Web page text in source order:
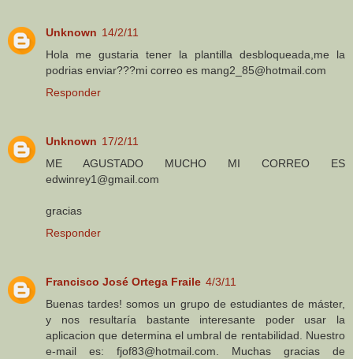
Unknown 14/2/11
Hola me gustaria tener la plantilla desbloqueada,me la
podrias enviar???mi correo es mang2_85@hotmail.com
Responder
Unknown 17/2/11
ME AGUSTADO MUCHO MI CORREO ES
edwinrey1@gmail.com
gracias
Responder
Francisco José Ortega Fraile 4/3/11
Buenas tardes! somos un grupo de estudiantes de máster,
y nos resultaría bastante interesante poder usar la
aplicacion que determina el umbral de rentabilidad. Nuestro
e-mail es: fjof83@hotmail.com. Muchas gracias de